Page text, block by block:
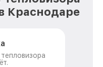
Краснодаре